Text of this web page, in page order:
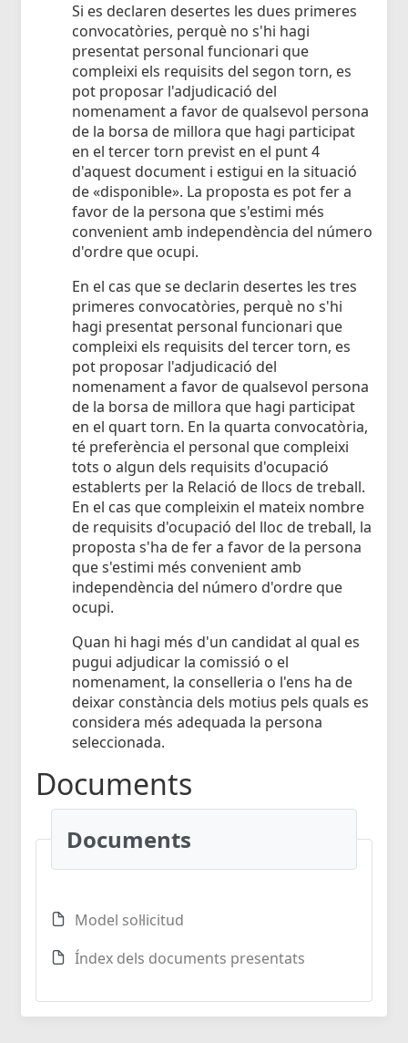
Si es declaren desertes les dues primeres
convocatòries, perquè no s'hi hagi
presentat personal funcionari que
compleixi els requisits del segon torn, es
pot proposar l'adjudicació del
nomenament a favor de qualsevol persona
de la borsa de millora que hagi participat
en el tercer torn previst en el punt 4
d'aquest document i estigui en la situació
de «disponible». La proposta es pot fer a
favor de la persona que s'estimi més
convenient amb independència del número
d'ordre que ocupi.
En el cas que se declarin desertes les tres
primeres convocatòries, perquè no s'hi
hagi presentat personal funcionari que
compleixi els requisits del tercer torn, es
pot proposar l'adjudicació del
nomenament a favor de qualsevol persona
de la borsa de millora que hagi participat
en el quart torn. En la quarta convocatòria,
té preferència el personal que compleixi
tots o algun dels requisits d'ocupació
establerts per la Relació de llocs de treball.
En el cas que compleixin el mateix nombre
de requisits d'ocupació del lloc de treball, la
proposta s'ha de fer a favor de la persona
que s'estimi més convenient amb
independència del número d'ordre que
ocupi.
Quan hi hagi més d'un candidat al qual es
pugui adjudicar la comissió o el
nomenament, la conselleria o l'ens ha de
deixar constància dels motius pels quals es
considera més adequada la persona
seleccionada.
Documents
Documents
Model sol·licitud
Índex dels documents presentats